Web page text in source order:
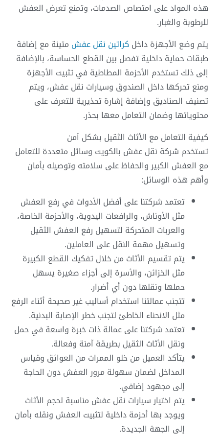
هذه المواد على امتصاص الصدمات، وتمنع تعرض العفش
للرطوبة والغبار.
يتم وضع الأجهزة داخل كراتين نقل عفش متينة مع إضافة
طبقات حماية داخلية تفصل بين القطع الحساسة، بالإضافة
إلى ذلك تستخدم الأحزمة المطاطية في تثبيت الأجهزة
ومنع تحركها داخل الصندوق وسيارات نقل عفش، ويتم
تصنيف الصناديق وإضافة إشارة تحذيرية للتعرف على
محتوياتها وضمان التعامل معها بحذر.
كيفية التعامل مع الأثاث الثقيل بشكل آمن
تستخدم شركة نقل عفش بالكويت وسائل متعددة للتعامل
مع العفش الكبير والحفاظ على سلامته وتوصيله بأمان
وأهم هذه الوسائل:
تعتمد شركتنا على أفضل الأدوات في رفع العفش
مثل الأوناش، والرافعات اليدوية، والأحزمة الخاصة،
والعربات المتحركة لتسهيل رفع العفش الثقيل
وتسهيل مهمة النقل على العاملين.
يتم تقسيم الأثاث من خلال تفكيك القطع الكبيرة
مثل الخزائن، والأسرة إلى أجزاء صغيرة يسهل
حملها ونقلها دون أي أضرار.
تتجنب عمالتنا استخدام أساليب غير صحيحة أثناء الرفع
مثل الانحناء الخاطئ لتجنب خطر الإصابة البدنية.
تعتمد شركتنا على عمالة ذات خبرة واسعة في حمل
ونقل الأثاث الثقيل بطريقة آمنة وفعالة.
يتأكد العميل من خلو الممرات من العوائق وقياس
المداخل لضمان سهولة مرور العفش دون الحاجة
إلى مجهود إضافي.
يتم اختيار سيارات نقل عفش مناسبة لحجم الأثاث
ويوجد بها أحزمة داخلية لتثبيت العفش ونقله بأمان
إلى الجهة الجديدة.